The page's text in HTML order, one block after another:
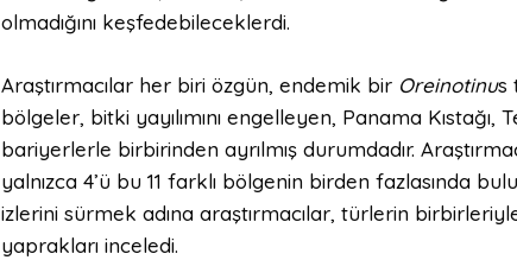
olmadığını keşfedebileceklerdi.
Araştırmacılar her biri özgün, endemik bir Oreinotinus
bölgeler, bitki yayılımını engelleyen, Panama
bariyerlerle birbirinden ayrılmış durumdadır.
yalnızca 4’ü bu 11 farklı bölgenin birden fazlasında
izlerini sürmek adına araştırmacılar, türlerin
yaprakları inceledi.